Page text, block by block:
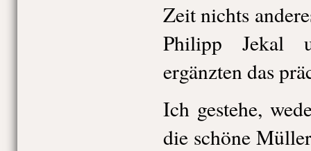
Zeit nichts
Philipp Jekal
ergänzten das
Ich gestehe,
die schöne